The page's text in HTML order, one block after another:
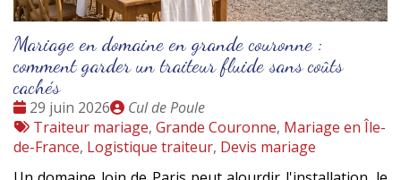
Mariage en domaine en grande couronne :
comment garder un traiteur fluide sans coûts
cachés
Date
:
29 juin 2026
Publié
par
Cul de Poule
Tags
:
Traiteur mariage, Grande Couronne, Mariage en Île-
de-France, Logistique traiteur, Devis mariage